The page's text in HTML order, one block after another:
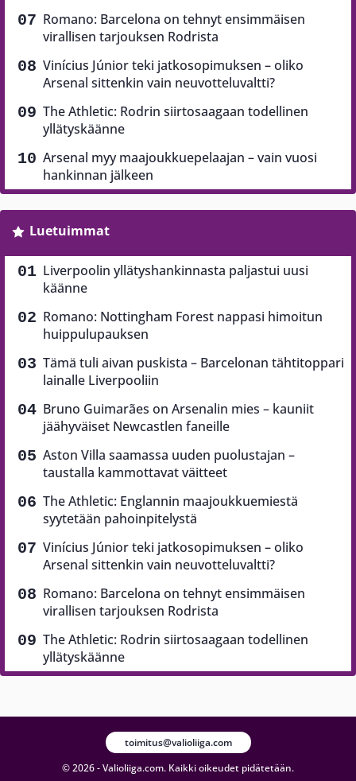
Romano: Barcelona on tehnyt ensimmäisen
virallisen tarjouksen Rodrista
Vinícius Júnior teki jatkosopimuksen – oliko
Arsenal sittenkin vain neuvotteluvaltti?
The Athletic: Rodrin siirtosaagaan todellinen
yllätyskäänne
Arsenal myy maajoukkuepelaajan – vain vuosi
hankinnan jälkeen
Luetuimmat
Liverpoolin yllätyshankinnasta paljastui uusi
käänne
Romano: Nottingham Forest nappasi himoitun
huippulupauksen
Tämä tuli aivan puskista – Barcelonan tähtitoppari
lainalle Liverpooliin
Bruno Guimarães on Arsenalin mies – kauniit
jäähyväiset Newcastlen faneille
Aston Villa saamassa uuden puolustajan –
taustalla kammottavat väitteet
The Athletic: Englannin maajoukkuemiestä
syytetään pahoinpitelystä
Vinícius Júnior teki jatkosopimuksen – oliko
Arsenal sittenkin vain neuvotteluvaltti?
Romano: Barcelona on tehnyt ensimmäisen
virallisen tarjouksen Rodrista
The Athletic: Rodrin siirtosaagaan todellinen
yllätyskäänne
© 2026 - Valioliiga.com. Kaikki oikeudet pidätetään.
toimitus@valioliiga.com